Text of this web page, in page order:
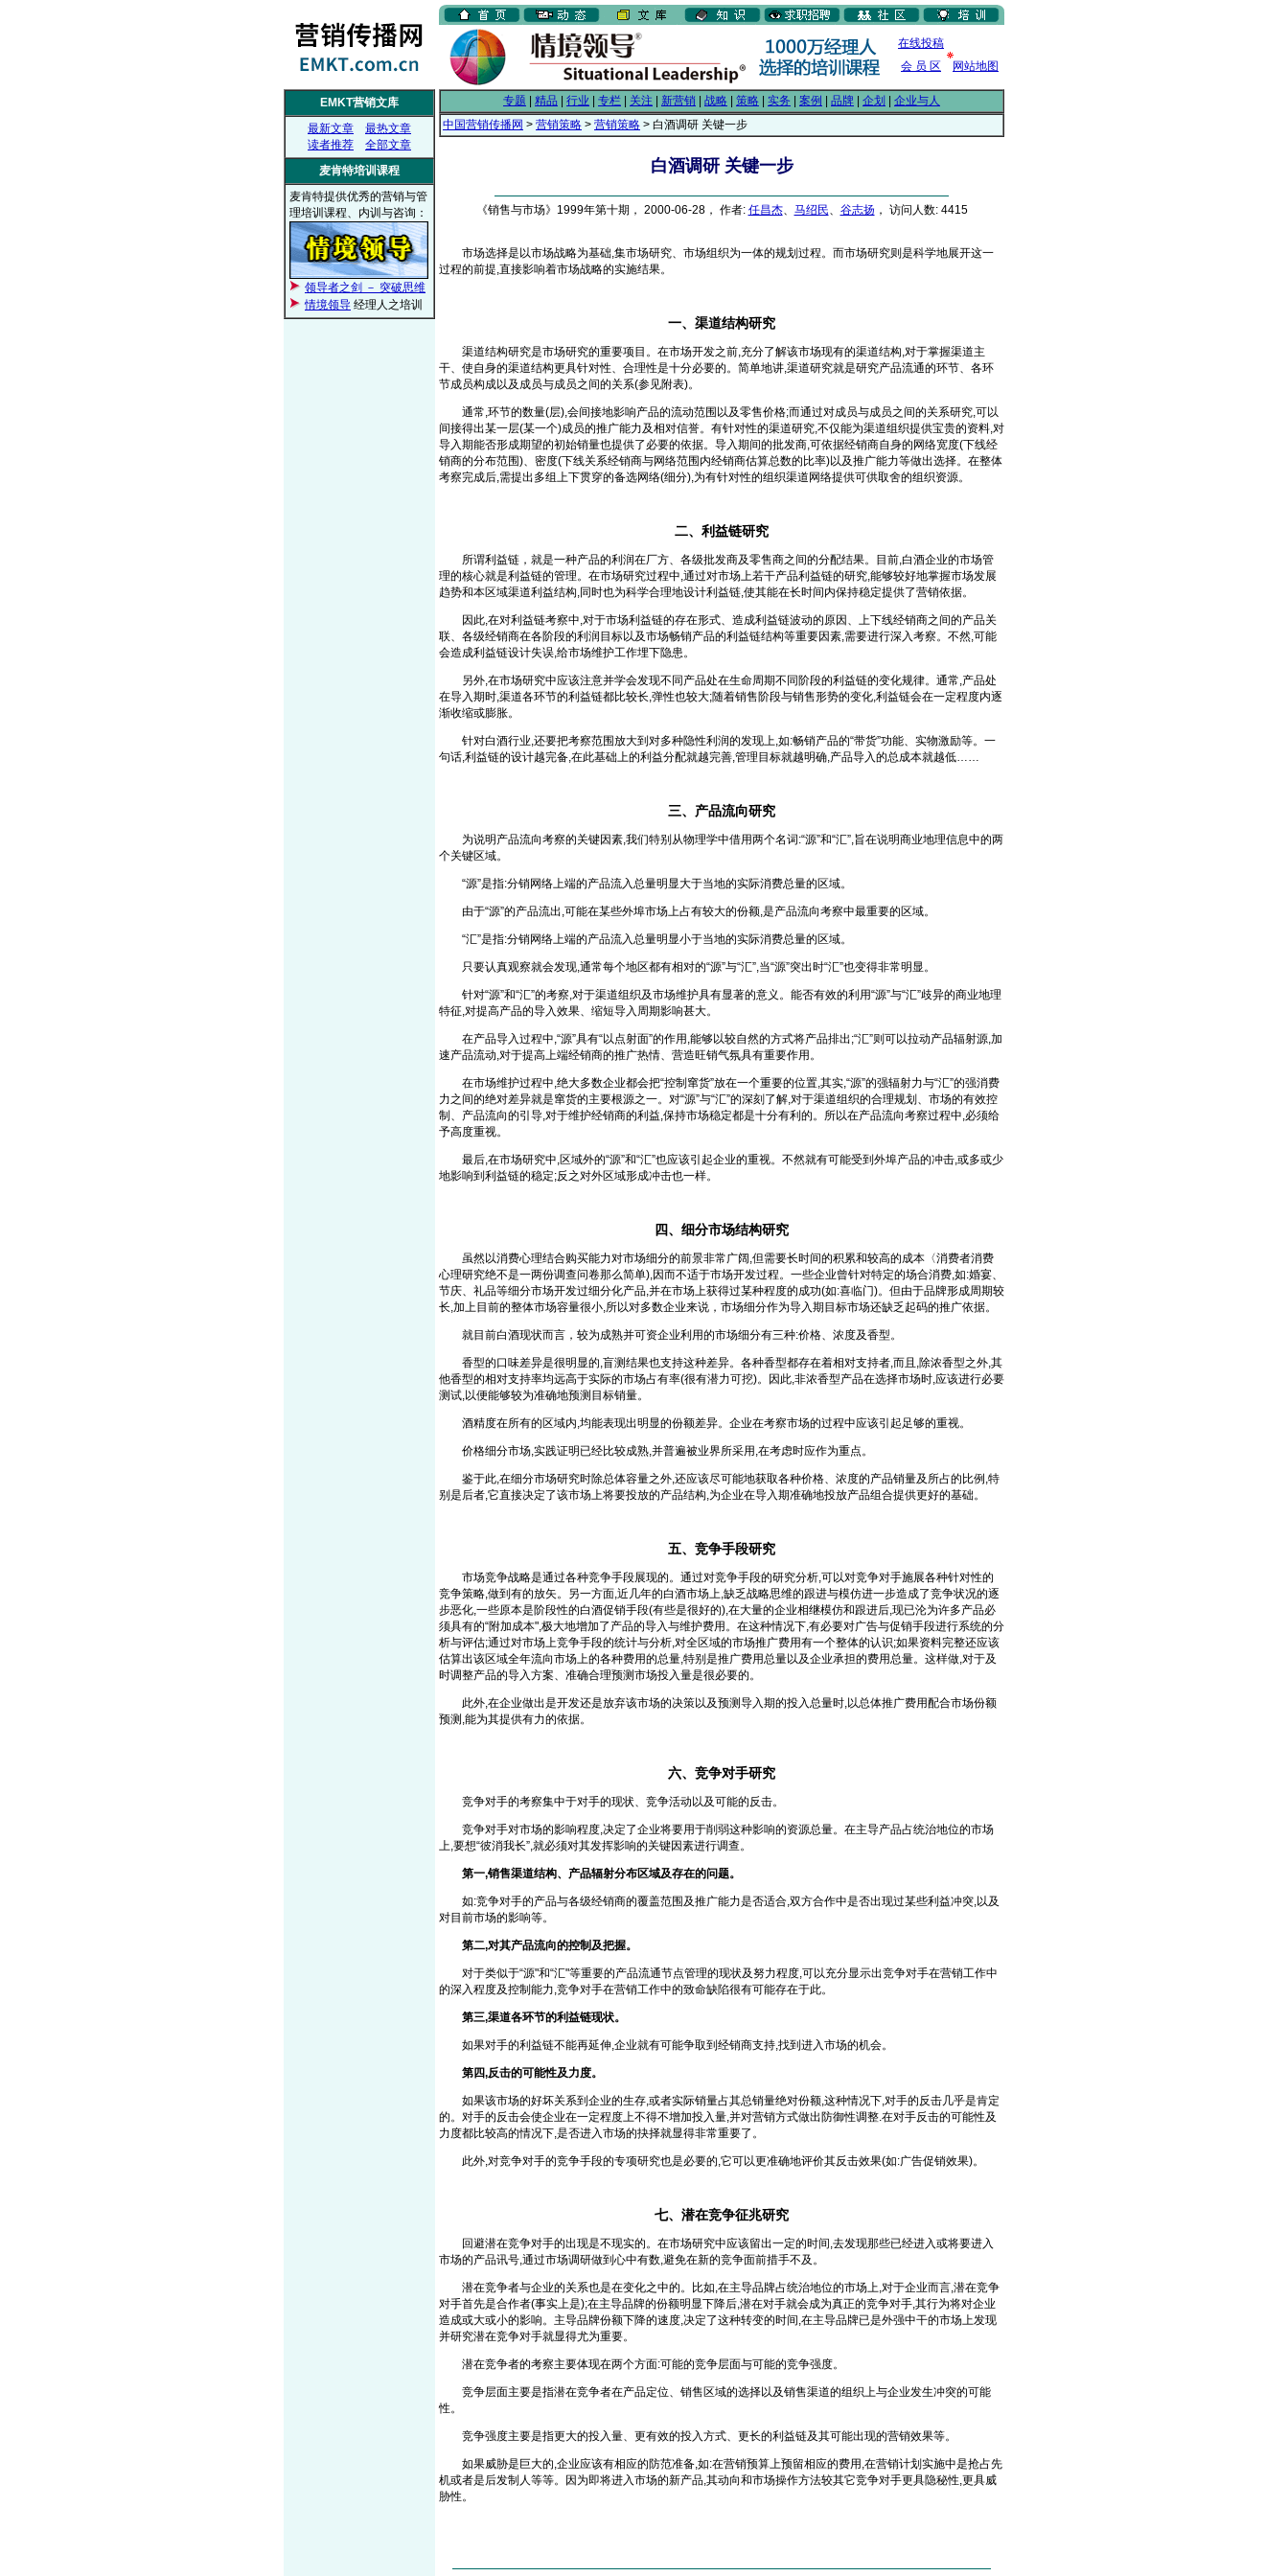
在线投稿
会 员 区
网站地图
EMKT营销文库
最新文章
最热文章
读者推荐
全部文章
麦肯特培训课程
麦肯特提供优秀的营销与管
理培训课程、内训与咨询：
领导者之剑 － 突破思维
情境领导 经理人之培训
专题 精品 行业 专栏 关注 新营销 战略 策略 实务 案例 品牌 企划
企业与人
中国营销传播网 > 营销策略 > 营销策略 > 白酒调研 关键一步
白酒调研 关键一步
《销售与市场》1999年第十期， 2000-06-28， 作者: 任昌杰、 马绍民、 谷志扬 ， 访问人数: 4415
市场选择是以市场战略为基础,集市场研究、市场组织为一体的规划过程。而市场研究则是科学地展开这一
过程的前提,直接影响着市场战略的实施结果。
一、渠道结构研究
渠道结构研究是市场研究的重要项目。在市场开发之前,充分了解该市场现有的渠道结构,对于掌握渠道主
干、使自身的渠道结构更具针对性、合理性是十分必要的。简单地讲,渠道研究就是研究产品流通的环节、各环
节成员构成以及成员与成员之间的关系(参见附表)。
通常,环节的数量(层),会间接地影响产品的流动范围以及零售价格;而通过对成员与成员之间的关系研究,可以
间接得出某一层(某一个)成员的推广能力及相对信誉。有针对性的渠道研究,不仅能为渠道组织提供宝贵的资料,对
导入期能否形成期望的初始销量也提供了必要的依据。导入期间的批发商,可依据经销商自身的网络宽度(下线经
销商的分布范围)、密度(下线关系经销商与网络范围内经销商估算总数的比率)以及推广能力等做出选择。在整体
考察完成后,需提出多组上下贯穿的备选网络(细分),为有针对性的组织渠道网络提供可供取舍的组织资源。
二、利益链研究
所谓利益链，就是一种产品的利润在厂方、各级批发商及零售商之间的分配结果。目前,白酒企业的市场管
理的核心就是利益链的管理。在市场研究过程中,通过对市场上若干产品利益链的研究,能够较好地掌握市场发展
趋势和本区域渠道利益结构,同时也为科学合理地设计利益链,使其能在长时间内保持稳定提供了营销依据。
因此,在对利益链考察中,对于市场利益链的存在形式、造成利益链波动的原因、上下线经销商之间的产品关
联、各级经销商在各阶段的利润目标以及市场畅销产品的利益链结构等重要因素,需要进行深入考察。不然,可能
会造成利益链设计失误,给市场维护工作埋下隐患。
另外,在市场研究中应该注意并学会发现不同产品处在生命周期不同阶段的利益链的变化规律。通常,产品处
在导入期时,渠道各环节的利益链都比较长,弹性也较大;随着销售阶段与销售形势的变化,利益链会在一定程度内逐
渐收缩或膨胀。
针对白酒行业,还要把考察范围放大到对多种隐性利润的发现上,如:畅销产品的“带货”功能、实物激励等。一
句话,利益链的设计越完备,在此基础上的利益分配就越完善,管理目标就越明确,产品导入的总成本就越低……
三、产品流向研究
为说明产品流向考察的关键因素,我们特别从物理学中借用两个名词:“源”和“汇”,旨在说明商业地理信息中的两
个关键区域。
“源”是指:分销网络上端的产品流入总量明显大于当地的实际消费总量的区域。
由于“源”的产品流出,可能在某些外埠市场上占有较大的份额,是产品流向考察中最重要的区域。
“汇”是指:分销网络上端的产品流入总量明显小于当地的实际消费总量的区域。
只要认真观察就会发现,通常每个地区都有相对的“源”与“汇”,当“源”突出时“汇”也变得非常明显。
针对“源”和“汇”的考察,对于渠道组织及市场维护具有显著的意义。能否有效的利用“源”与“汇”歧异的商业地理
特征,对提高产品的导入效果、缩短导入周期影响甚大。
在产品导入过程中,“源”具有“以点射面”的作用,能够以较自然的方式将产品排出;“汇”则可以拉动产品辐射源,加
速产品流动,对于提高上端经销商的推广热情、营造旺销气氛具有重要作用。
在市场维护过程中,绝大多数企业都会把“控制窜货”放在一个重要的位置,其实,“源”的强辐射力与“汇”的强消费
力之间的绝对差异就是窜货的主要根源之一。对“源”与“汇”的深刻了解,对于渠道组织的合理规划、市场的有效控
制、产品流向的引导,对于维护经销商的利益,保持市场稳定都是十分有利的。所以在产品流向考察过程中,必须给
予高度重视。
最后,在市场研究中,区域外的“源”和“汇”也应该引起企业的重视。不然就有可能受到外埠产品的冲击,或多或少
地影响到利益链的稳定;反之对外区域形成冲击也一样。
四、细分市场结构研究
虽然以消费心理结合购买能力对市场细分的前景非常广阔,但需要长时间的积累和较高的成本〈消费者消费
心理研究绝不是一两份调查问卷那么简单),因而不适于市场开发过程。一些企业曾针对特定的场合消费,如:婚宴、
节庆、礼品等细分市场开发过细分化产品,并在市场上获得过某种程度的成功(如:喜临门)。但由于品牌形成周期较
长,加上目前的整体市场容量很小,所以对多数企业来说，市场细分作为导入期目标市场还缺乏起码的推广依据。
就目前白酒现状而言，较为成熟并可资企业利用的市场细分有三种:价格、浓度及香型。
香型的口味差异是很明显的,盲测结果也支持这种差异。各种香型都存在着相对支持者,而且,除浓香型之外,其
他香型的相对支持率均远高于实际的市场占有率(很有潜力可挖)。因此,非浓香型产品在选择市场时,应该进行必要
测试,以便能够较为准确地预测目标销量。
酒精度在所有的区域内,均能表现出明显的份额差异。企业在考察市场的过程中应该引起足够的重视。
价格细分市场,实践证明已经比较成熟,并普遍被业界所采用,在考虑时应作为重点。
鉴于此,在细分市场研究时除总体容量之外,还应该尽可能地获取各种价格、浓度的产品销量及所占的比例,特
别是后者,它直接决定了该市场上将要投放的产品结构,为企业在导入期准确地投放产品组合提供更好的基础。
五、竞争手段研究
市场竞争战略是通过各种竞争手段展现的。通过对竞争手段的研究分析,可以对竞争对手施展各种针对性的
竞争策略,做到有的放矢。另一方面,近几年的白酒市场上,缺乏战略思维的跟进与模仿进一步造成了竞争状况的逐
步恶化,一些原本是阶段性的白酒促销手段(有些是很好的),在大量的企业相继模仿和跟进后,现已沦为许多产品必
须具有的“附加成本",极大地增加了产品的导入与维护费用。在这种情况下,有必要对广告与促销手段进行系统的分
析与评估;通过对市场上竞争手段的统计与分析,对全区域的市场推广费用有一个整体的认识;如果资料完整还应该
估算出该区域全年流向市场上的各种费用的总量,特别是推广费用总量以及企业承担的费用总量。这样做,对于及
时调整产品的导入方案、准确合理预测市场投入量是很必要的。
此外,在企业做出是开发还是放弃该市场的决策以及预测导入期的投入总量时,以总体推广费用配合市场份额
预测,能为其提供有力的依据。
六、竞争对手研究
竞争对手的考察集中于对手的现状、竞争活动以及可能的反击。
竞争对手对市场的影响程度,决定了企业将要用于削弱这种影响的资源总量。在主导产品占统治地位的市场
上,要想“彼消我长”,就必须对其发挥影响的关键因素进行调查。
第一,销售渠道结构、产品辐射分布区域及存在的问题。
如:竞争对手的产品与各级经销商的覆盖范围及推广能力是否适合,双方合作中是否出现过某些利益冲突,以及
对目前市场的影响等。
第二,对其产品流向的控制及把握。
对于类似于“源"和“汇"等重要的产品流通节点管理的现状及努力程度,可以充分显示出竞争对手在营销工作中
的深入程度及控制能力,竞争对手在营销工作中的致命缺陷很有可能存在于此。
第三,渠道各环节的利益链现状。
如果对手的利益链不能再延伸,企业就有可能争取到经销商支持,找到进入市场的机会。
第四,反击的可能性及力度。
如果该市场的好坏关系到企业的生存,或者实际销量占其总销量绝对份额,这种情况下,对手的反击几乎是肯定
的。对手的反击会使企业在一定程度上不得不增加投入量,并对营销方式做出防御性调整.在对手反击的可能性及
力度都比较高的情况下,是否进入市场的抉择就显得非常重要了。
此外,对竞争对手的竞争手段的专项研究也是必要的,它可以更准确地评价其反击效果(如:广告促销效果)。
七、潜在竞争征兆研究
回避潜在竞争对手的出现是不现实的。在市场研究中应该留出一定的时间,去发现那些已经进入或将要进入
市场的产品讯号,通过市场调研做到心中有数,避免在新的竞争面前措手不及。
潜在竞争者与企业的关系也是在变化之中的。比如,在主导品牌占统治地位的市场上,对于企业而言,潜在竞争
对手首先是合作者(事实上是);在主导品牌的份额明显下降后,潜在对手就会成为真正的竞争对手,其行为将对企业
造成或大或小的影响。主导品牌份额下降的速度,决定了这种转变的时间,在主导品牌已是外强中干的市场上发现
并研究潜在竞争对手就显得尤为重要。
潜在竞争者的考察主要体现在两个方面:可能的竞争层面与可能的竞争强度。
竞争层面主要是指潜在竞争者在产品定位、销售区域的选择以及销售渠道的组织上与企业发生冲突的可能
性。
竞争强度主要是指更大的投入量、更有效的投入方式、更长的利益链及其可能出现的营销效果等。
如果威胁是巨大的,企业应该有相应的防范准备,如:在营销预算上预留相应的费用,在营销计划实施中是抢占先
机或者是后发制人等等。因为即将进入市场的新产品,其动向和市场操作方法较其它竞争对手更具隐秘性,更具威
胁性。